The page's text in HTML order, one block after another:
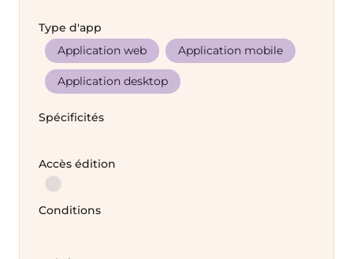
Type d'app
Application web
Application mobile
Application desktop
Spécificités
Accès édition
Conditions